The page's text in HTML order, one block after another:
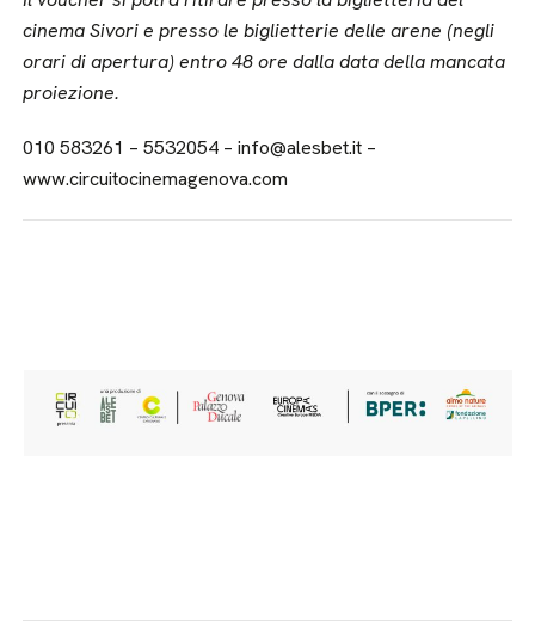
cinema Sivori e presso le biglietterie delle arene (negli
orari di apertura) entro 48 ore dalla data della mancata
proiezione.
010 583261 – 5532054 – info@alesbet.it –
www.circuitocinemagenova.com